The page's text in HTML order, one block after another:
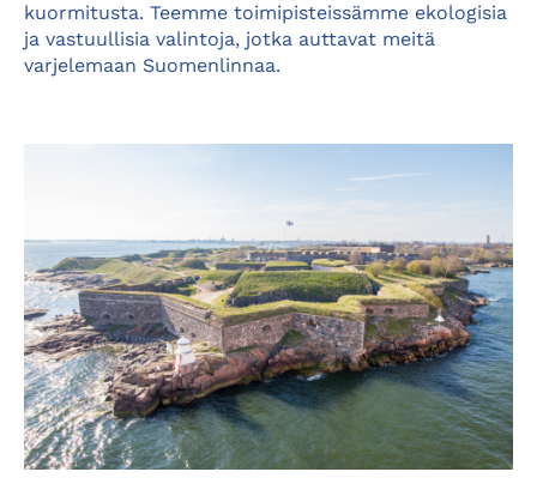
kuormitusta. Teemme toimipisteissämme ekologisia
ja vastuullisia valintoja, jotka auttavat meitä
varjelemaan Suomenlinnaa.